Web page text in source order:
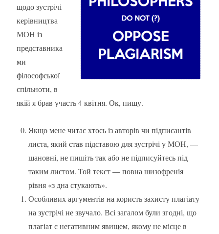
щодо зустрічі
керівництва
МОН із
представника
ми
філософської
спільноти, в
якій я брав участь 4 квітня. Ок, пишу.
Якщо мене читає хтось із авторів чи підписантів
листа, який став підставою для зустрічі у МОН, —
шановні, не пишіть так або не підписуйтесь під
таким листом. Той текст — повна шизофренія
рівня «з дна стукають».
Особливих аргументів на користь захисту плагіату
на зустрічі не звучало. Всі загалом були згодні, що
плагіат є негативним явищем, якому не місце в